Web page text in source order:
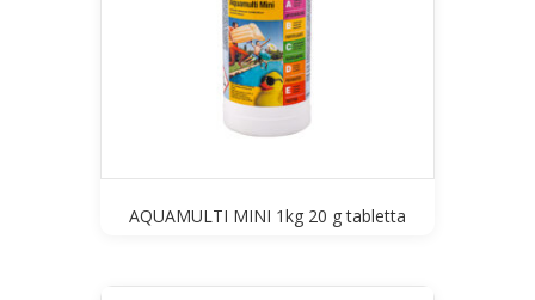
AQUAMULTI MINI 1kg 20 g tabletta